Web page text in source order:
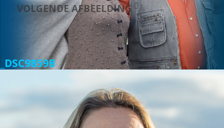
VOLGENDE AFBEELDING
_DSC9859B